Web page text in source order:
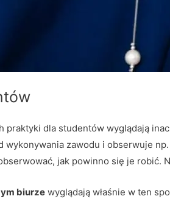
praktyki dla studentów wyglądają
wykonywania zawodu i obserwuje np.
jak powinno się je robić.
biurze wyglądają właśnie w ten